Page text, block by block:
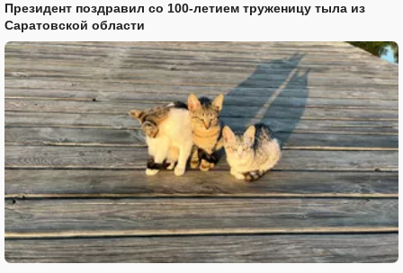
Президент поздравил со 100-летием труженицу тыла из
Саратовской области